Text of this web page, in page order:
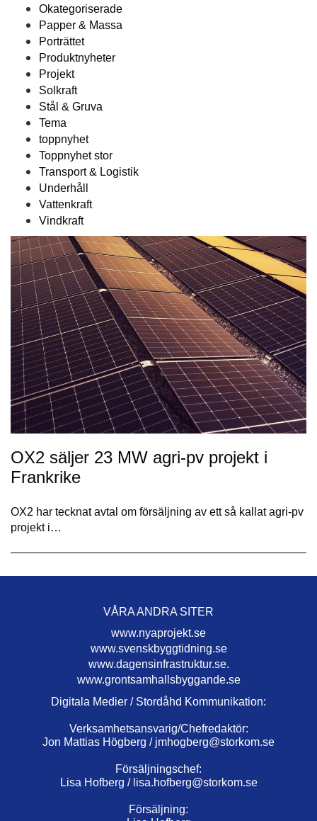
Okategoriserade
Papper & Massa
Porträttet
Produktnyheter
Projekt
Solkraft
Stål & Gruva
Tema
toppnyhet
Toppnyhet stor
Transport & Logistik
Underhåll
Vattenkraft
Vindkraft
OX2 säljer 23 MW agri-pv projekt i
Frankrike
OX2 har tecknat avtal om försäljning av ett så kallat agri-pv
projekt i…
VÅRA ANDRA SITER
www.nyaprojekt.se
www.svenskbyggtidning.se
www.dagensinfrastruktur.se.
www.grontsamhallsbyggande.se
Digitala Medier / Stordåhd Kommunikation:
Verksamhetsansvarig/Chefredaktör:
Jon Mattias Högberg / jmhogberg@storkom.se
Försäljningschef:
Lisa Hofberg / lisa.hofberg@storkom.se
Försäljning: